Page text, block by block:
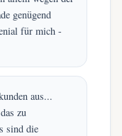
genügend
für mich -
aus...
zu
sind die